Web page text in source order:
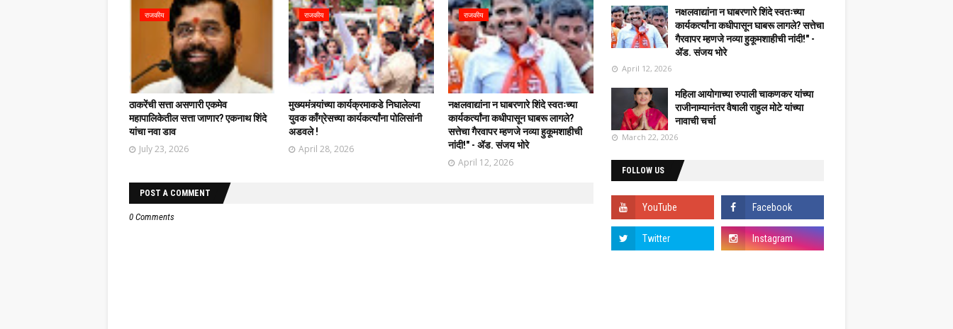
राजकीय
ठाकरेंची सत्ता असणारी एकमेव
महापालिकेतील सत्ता जाणार? एकनाथ शिंदे
यांचा नवा डाव
July 23, 2026
राजकीय
मुख्यमंत्र्यांच्या कार्यक्रमाकडे निघालेल्या
युवक काँग्रेसच्या कार्यकर्त्यांना पोलिसांनी
अडवले !
April 28, 2026
राजकीय
नक्षलवाद्यांना न घाबरणारे शिंदे स्वतःच्या
कार्यकर्त्यांना कधीपासून घाबरू लागले?
सत्तेचा गैरवापर म्हणजे नव्या हुकूमशाहीची
नांदी!" - ॲड. संजय भोरे
April 12, 2026
POST A COMMENT
0 Comments
नक्षलवाद्यांना न घाबरणारे शिंदे स्वतःच्या
कार्यकर्त्यांना कधीपासून घाबरू लागले? सत्तेचा
गैरवापर म्हणजे नव्या हुकूमशाहीची नांदी!" -
ॲड. संजय भोरे
April 12, 2026
महिला आयोगाच्या रुपाली चाकणकर यांच्या
राजीनाम्यानंतर वैषाली राहुल मोटे यांच्या
नावाची चर्चा
March 22, 2026
FOLLOW US